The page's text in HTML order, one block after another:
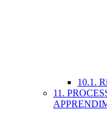
10.1.
11.